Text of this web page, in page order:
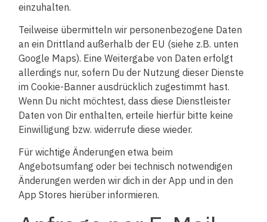
einzuhalten.
Teilweise übermitteln wir personenbezogene Daten
an ein Drittland außerhalb der EU (siehe z.B. unten
Google Maps). Eine Weitergabe von Daten erfolgt
allerdings nur, sofern Du der Nutzung dieser Dienste
im Cookie-Banner ausdrücklich zugestimmt hast.
Wenn Du nicht möchtest, dass diese Dienstleister
Daten von Dir enthalten, erteile hierfür bitte keine
Einwilligung bzw. widerrufe diese wieder.
Für wichtige Änderungen etwa beim
Angebotsumfang oder bei technisch notwendigen
Änderungen werden wir dich in der App und in den
App Stores hierüber informieren.